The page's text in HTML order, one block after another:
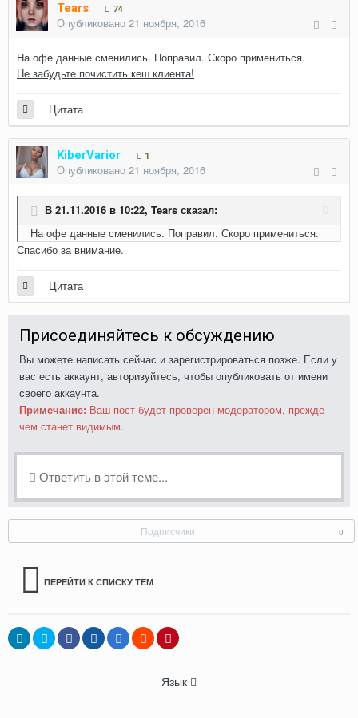
Tears 74
Опубликовано 21 ноября, 2016
На офе данные сменились. Поправил. Скоро примениться.
Не забудьте почистить кеш клиента!
Цитата
KiberVarior 1
Опубликовано 21 ноября, 2016
В 21.11.2016 в 10:22, Tears сказал:
На офе данные сменились. Поправил. Скоро примениться.
Спасибо за внимание.
Цитата
Присоединяйтесь к обсуждению
Вы можете написать сейчас и зарегистрироваться позже. Если у
вас есть аккаунт, авторизуйтесь, чтобы опубликовать от имени
своего аккаунта.
Примечание: Ваш пост будет проверен модератором, прежде
чем станет видимым.
Ответить в этой теме...
Подписчики 0
ПЕРЕЙТИ К СПИСКУ ТЕМ
Язык